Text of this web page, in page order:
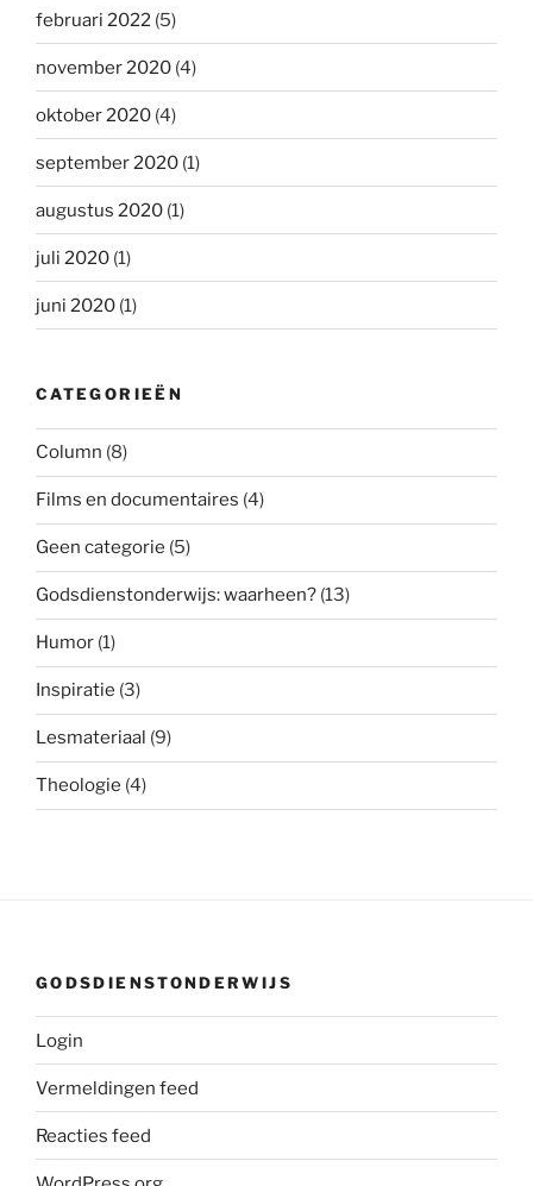
februari 2022 (5)
november 2020 (4)
oktober 2020 (4)
september 2020 (1)
augustus 2020 (1)
juli 2020 (1)
juni 2020 (1)
CATEGORIEËN
Column (8)
Films en documentaires (4)
Geen categorie (5)
Godsdienstonderwijs: waarheen? (13)
Humor (1)
Inspiratie (3)
Lesmateriaal (9)
Theologie (4)
GODSDIENSTONDERWIJS
Login
Vermeldingen feed
Reacties feed